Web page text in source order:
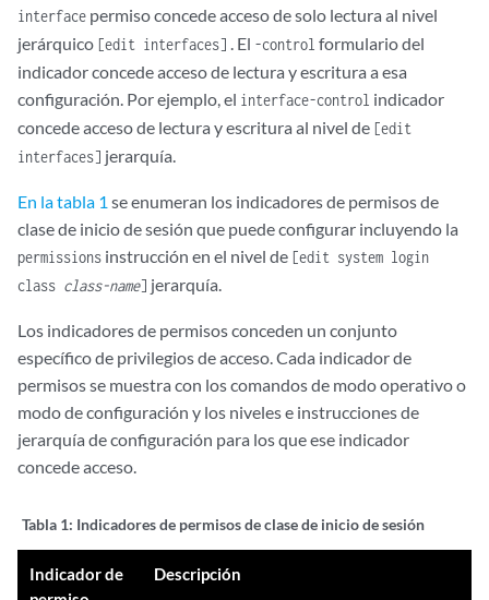
interface permiso concede acceso de solo lectura al nivel
jerárquico [edit interfaces] . El -control formulario del
indicador concede acceso de lectura y escritura a esa
configuración. Por ejemplo, el interface-control indicador
concede acceso de lectura y escritura al nivel de [edit
interfaces] jerarquía.
En la tabla 1 se enumeran los indicadores de permisos de
clase de inicio de sesión que puede configurar incluyendo la
permissions instrucción en el nivel de [edit system login
class class-name] jerarquía.
Los indicadores de permisos conceden un conjunto
específico de privilegios de acceso. Cada indicador de
permisos se muestra con los comandos de modo operativo o
modo de configuración y los niveles e instrucciones de
jerarquía de configuración para los que ese indicador
concede acceso.
Tabla 1: Indicadores de permisos de clase de inicio de sesión
Indicador de
Descripción